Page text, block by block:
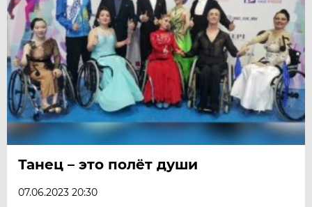
Танец – это полёт души
07.06.2023 20:30